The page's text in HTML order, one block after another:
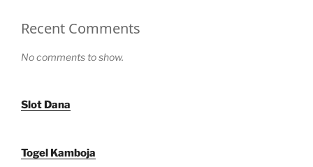
Recent Comments
No comments to show.
Slot Dana
Togel Kamboja